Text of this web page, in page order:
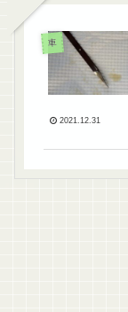
車
2021.12.31